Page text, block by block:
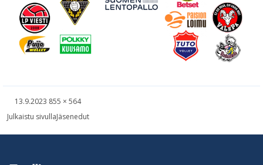
Kirjoitettu
13.9.2023 Täysikokoinen
855 × 564
Artikkelien
Julkaistu sivullaJäsenedut